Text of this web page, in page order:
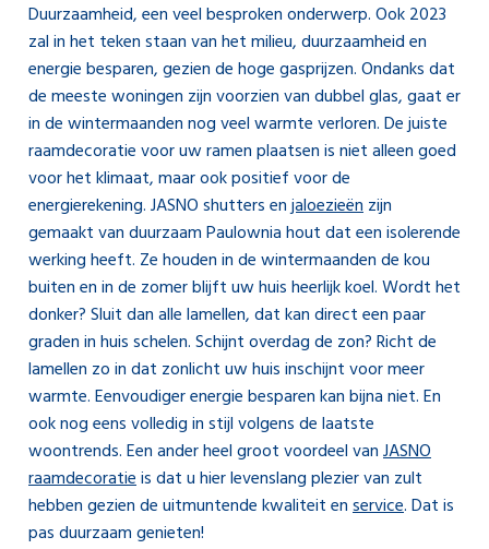
Duurzaamheid, een veel besproken onderwerp. Ook 2023
zal in het teken staan van het milieu, duurzaamheid en
energie besparen, gezien de hoge gasprijzen. Ondanks dat
de meeste woningen zijn voorzien van dubbel glas, gaat er
in de wintermaanden nog veel warmte verloren. De juiste
raamdecoratie voor uw ramen plaatsen is niet alleen goed
voor het klimaat, maar ook positief voor de
energierekening. JASNO shutters enjaloezieënzijn
gemaakt van duurzaam Paulownia hout dat een isolerende
werking heeft. Ze houden in de wintermaanden de kou
buiten en in de zomer blijft uw huis heerlijk koel. Wordt het
donker? Sluit dan alle lamellen, dat kan direct een paar
graden in huis schelen. Schijnt overdag de zon? Richt de
lamellen zo in dat zonlicht uw huis inschijnt voor meer
warmte. Eenvoudiger energie besparen kan bijna niet. En
ook nog eens volledig in stijl volgens de laatste
woontrends. Een ander heel groot voordeel vanJASNO
raamdecoratieis dat u hier levenslang plezier van zult
hebben gezien de uitmuntende kwaliteit enservice. Dat is
pas duurzaam genieten!